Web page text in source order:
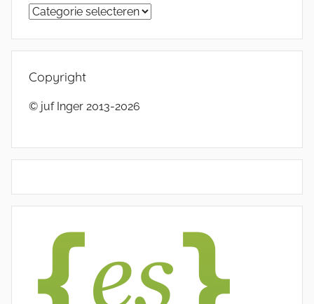
Categorieën
Copyright
© juf Inger 2013-2026